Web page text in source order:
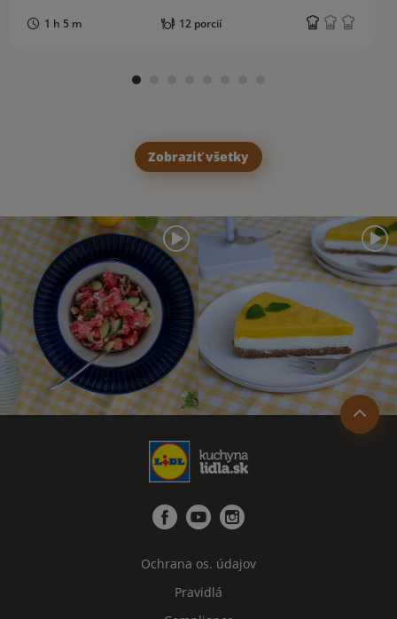
1 h 5 m 12 porcií
Zobraziť všetky
Ochrana os. údajov
Pravidlá